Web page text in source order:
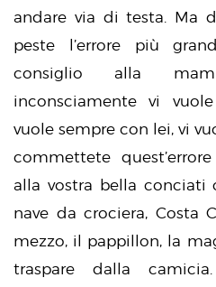
andare via di testa. Ma
peste l’errore più
consiglio alla
inconsciamente vi
vuole sempre con lei, vi
commettete
alla vostra bella conciati
nave da crociera, Costa
mezzo, il pappillon, la
traspare dalla